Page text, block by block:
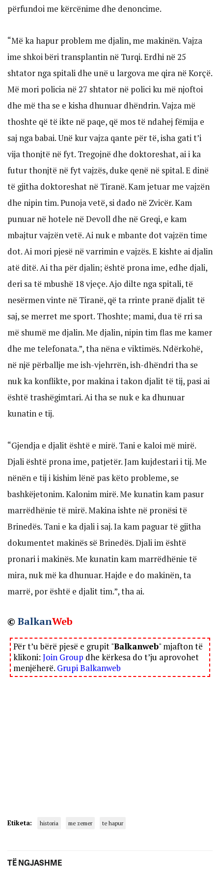
përfundoi me kërcënime dhe denoncime.
“Më ka hapur problem me djalin, me makinën. Vajza
ime shkoi bëri transplantin në Turqi. Erdhi në 25
shtator nga spitali dhe unë u largova me qira në Korçë.
Më mori policia në 27 shtator në polici ku më njoftoi
dhe më tha se e kisha dhunuar dhëndrin. Vajza më
thoshte që të ikte në paqe, që mos të ndahej fëmija e
saj nga babai. Unë kur vajza qante për të, isha gati t’i
vija thonjtë në fyt. Tregojnë dhe doktoreshat, ai i ka
futur thonjtë në fyt vajzës, duke qenë në spital. E dinë
të gjitha doktoreshat në Tiranë. Kam jetuar me vajzën
dhe nipin tim. Punoja vetë, si dado në Zvicër. Kam
punuar në hotele në Devoll dhe në Greqi, e kam
mbajtur vajzën vetë. Ai nuk e mbante dot vajzën time
dot. Ai mori pjesë në varrimin e vajzës. E kishte ai djalin
atë ditë. Ai tha për djalin; është prona ime, edhe djali,
deri sa të mbushë 18 vjeçe. Ajo dilte nga spitali, të
nesërmen vinte në Tiranë, që ta rrinte pranë djalit të
saj, se merret me sport. Thoshte; mami, dua të rri sa
më shumë me djalin. Me djalin, nipin tim flas me kamer
dhe me telefonata.”, tha nëna e viktimës. Ndërkohë,
në një përballje me ish-vjehrrën, ish-dhëndri tha se
nuk ka konflikte, por makina i takon djalit të tij, pasi ai
është trashëgimtari. Ai tha se nuk e ka dhunuar
kunatin e tij.
“Gjendja e djalit është e mirë. Tani e kaloi më mirë.
Djali është prona ime, patjetër. Jam kujdestari i tij. Me
nënën e tij i kishim lënë pas këto probleme, se
bashkëjetonim. Kalonim mirë. Me kunatin kam pasur
marrëdhënie të mirë. Makina ishte në pronësi të
Brinedës. Tani e ka djali i saj. Ia kam paguar të gjitha
dokumentet makinës së Brinedës. Djali im është
pronari i makinës. Me kunatin kam marrëdhënie të
mira, nuk më ka dhunuar. Hajde e do makinën, ta
marrë, por është e djalit tim.”, tha ai.
© BalkanWeb
Për t’u bërë pjesë e grupit "Balkanweb" mjafton të
klikoni: Join Group dhe kërkesa do t’ju aprovohet
menjëherë. Grupi Balkanweb
Etiketa: historia me zemer te hapur
TË NGJASHME